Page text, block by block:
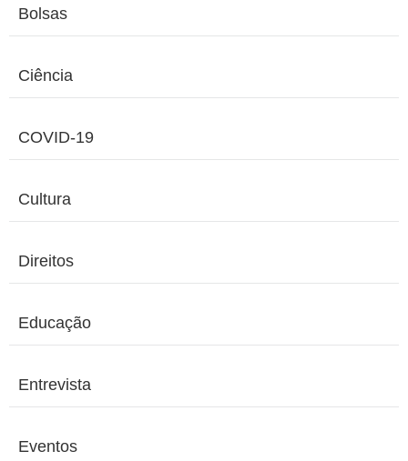
Bolsas
Ciência
COVID-19
Cultura
Direitos
Educação
Entrevista
Eventos